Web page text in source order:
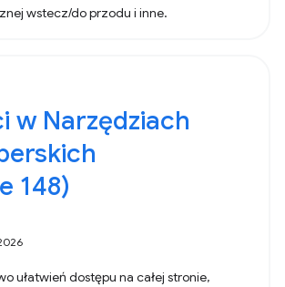
wstecz/do przodu i inne.
w Narzędziach
148)
ułatwień dostępu na całej stronie,